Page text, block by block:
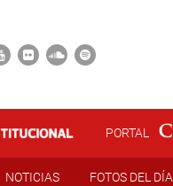
PORTAL
NOTICIAS FOTOS DEL DÍA